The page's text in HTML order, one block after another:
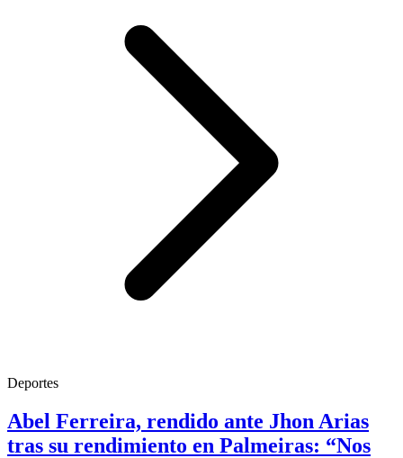
Deportes
Abel Ferreira, rendido ante Jhon Arias
tras su rendimiento en Palmeiras: “Nos